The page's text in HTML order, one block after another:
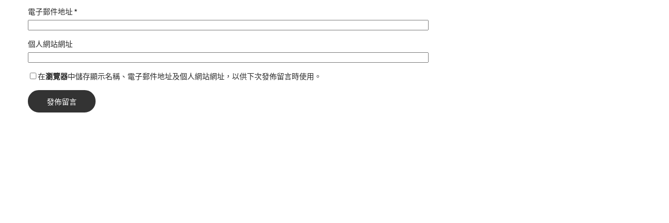
電子郵件地址*
個人網站網址
在瀏覽器中儲存顯示名稱、電子郵件地址及個人網站網址，以供下次發佈留言時使用。